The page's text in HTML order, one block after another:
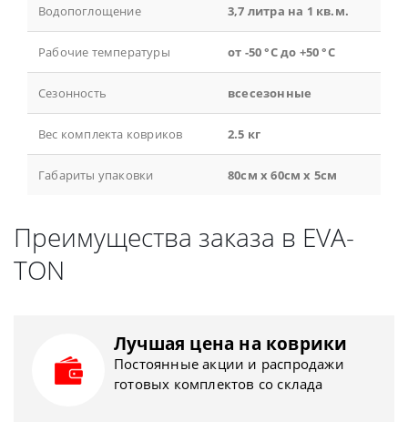
Водопоглощение 3,7 литра на 1 кв.м.
Рабочие температуры от -50 °С до +50 °С
Сезонность всесезонные
Вес комплекта ковриков 2.5 кг
Габариты упаковки 80см x 60см x 5см
Преимущества заказа в EVA-
TON
Лучшая цена на коврики
Постоянные акции и распродажи
готовых комплектов со склада